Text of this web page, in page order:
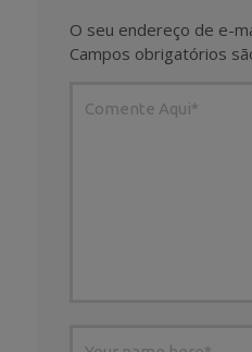
O seu endereço de e-
Campos obrigatórios